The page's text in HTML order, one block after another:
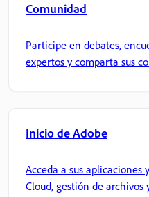
Comunidad
Participe en debates,
expertos y comparta sus
Inicio de Adobe
Acceda a sus aplicaciones
Cloud, gestión de archivos